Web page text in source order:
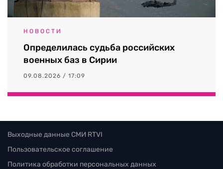
НОВОСТИ
Определилась судьба российских
военных баз в Сирии
09.08.2026 / 17:09
Выходные данные СМИ RTVI
Пользовательское соглашение
Политика обработки персональных данных